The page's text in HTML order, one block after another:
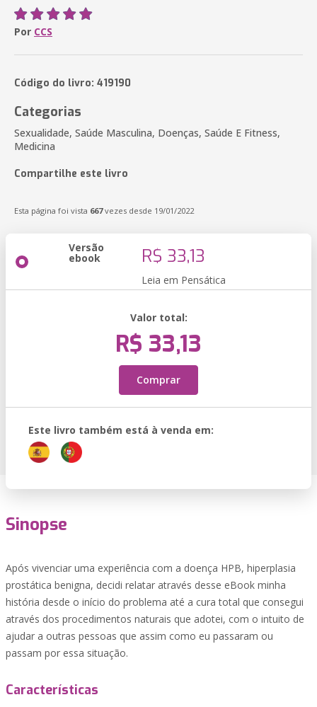
Por CCS
Código do livro: 419190
Categorias
Sexualidade, Saúde Masculina, Doenças, Saúde E Fitness,
Medicina
Compartilhe este livro
Esta página foi vista 667vezes desde 19/01/2022
Versão
ebook R$ 33,13
Leia em Pensática
Valor total:
R$ 33,13
Comprar
Este livro também está à venda em:
Sinopse
Após vivenciar uma experiência com a doença HPB, hiperplasia
prostática benigna, decidi relatar através desse eBook minha
história desde o início do problema até a cura total que consegui
através dos procedimentos naturais que adotei, com o intuito de
ajudar a outras pessoas que assim como eu passaram ou
passam por essa situação.
Características